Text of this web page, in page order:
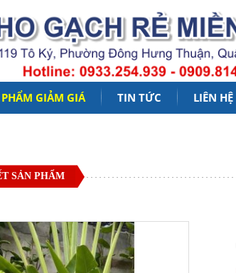
GIẢM GIÁ TIN TỨC LIÊN HỆ
SẢN PHẨM